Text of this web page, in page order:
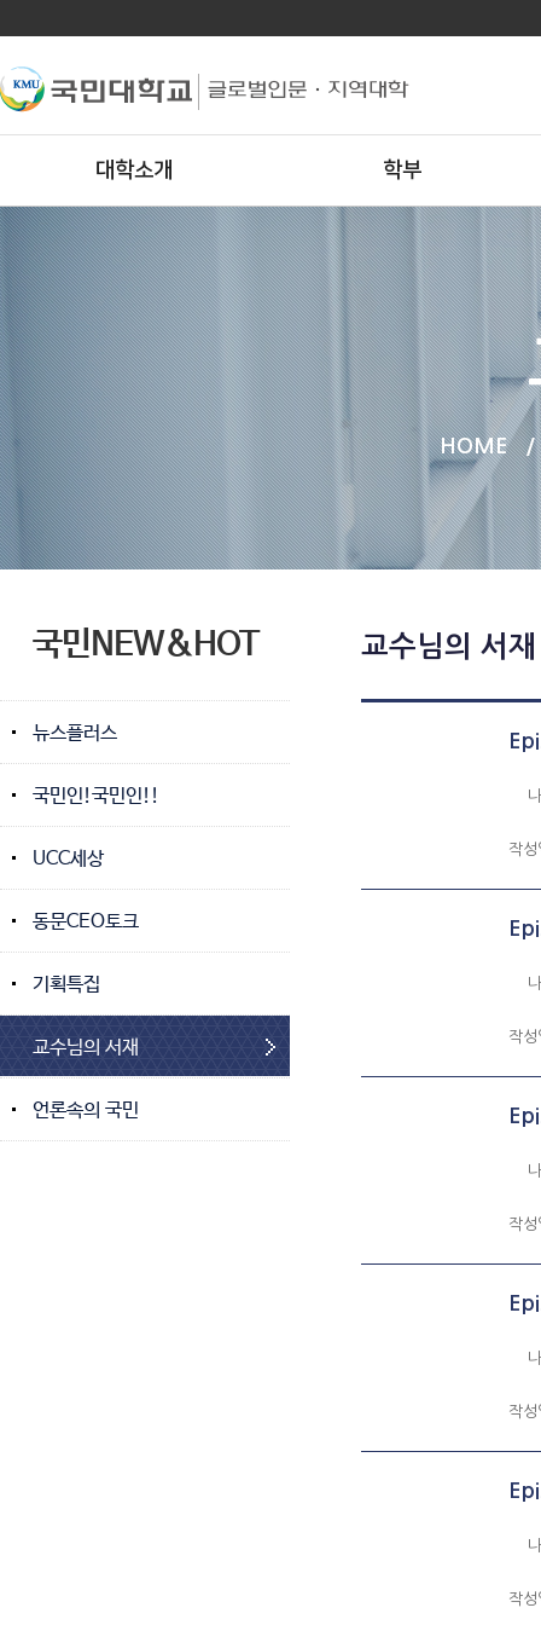
대학소개 학부
HOME /
국민NEW&HOT
뉴스플러스
국민인!국민인!!
UCC세상
동문CEO토크
기획특집
교수님의 서재
언론속의 국민
교수님의 서재
나
작성
나
작성
나
작성
나
작성
나
작성